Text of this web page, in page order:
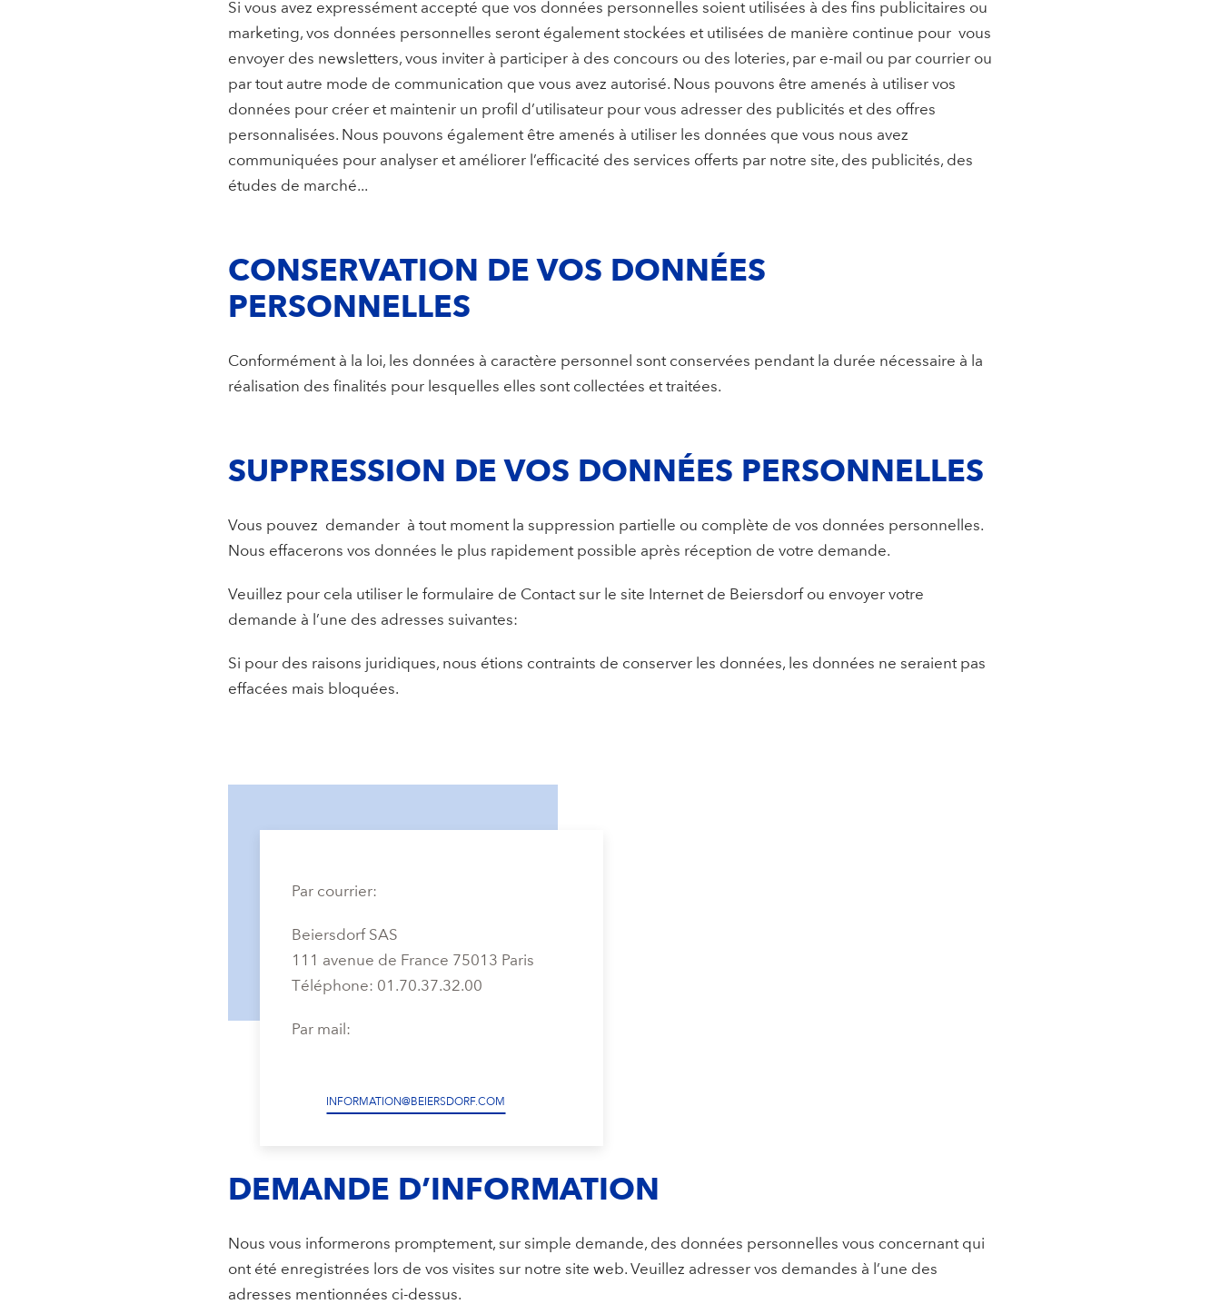
Si vous avez expressément accepté que vos données personnelles soient utilisées à des fins publicitaires ou
marketing, vos données personnelles seront également stockées et utilisées de manière continue pour vous
envoyer des newsletters, vous inviter à participer à des concours ou des loteries, par e-mail ou par courrier ou
par tout autre mode de communication que vous avez autorisé. Nous pouvons être amenés à utiliser vos
données pour créer et maintenir un profil d’utilisateur pour vous adresser des publicités et des offres
personnalisées. Nous pouvons également être amenés à utiliser les données que vous nous avez
communiquées pour analyser et améliorer l’efficacité des services offerts par notre site, des publicités, des
études de marché...
CONSERVATION DE VOS DONNÉES
PERSONNELLES
Conformément à la loi, les données à caractère personnel sont conservées pendant la durée nécessaire à la
réalisation des finalités pour lesquelles elles sont collectées et traitées.
SUPPRESSION DE VOS DONNÉES PERSONNELLES
Vous pouvez demander à tout moment la suppression partielle ou complète de vos données personnelles.
Nous effacerons vos données le plus rapidement possible après réception de votre demande.
Veuillez pour cela utiliser le formulaire de Contact sur le site Internet de Beiersdorf ou envoyer votre
demande à l’une des adresses suivantes:
Si pour des raisons juridiques, nous étions contraints de conserver les données, les données ne seraient pas
effacées mais bloquées.
Par courrier:
Beiersdorf SAS
111 avenue de France 75013 Paris
Téléphone: 01.70.37.32.00
Par mail:
INFORMATION@BEIERSDORF.COM
DEMANDE D’INFORMATION
Nous vous informerons promptement, sur simple demande, des données personnelles vous concernant qui
ont été enregistrées lors de vos visites sur notre site web. Veuillez adresser vos demandes à l’une des
adresses mentionnées ci-dessus.